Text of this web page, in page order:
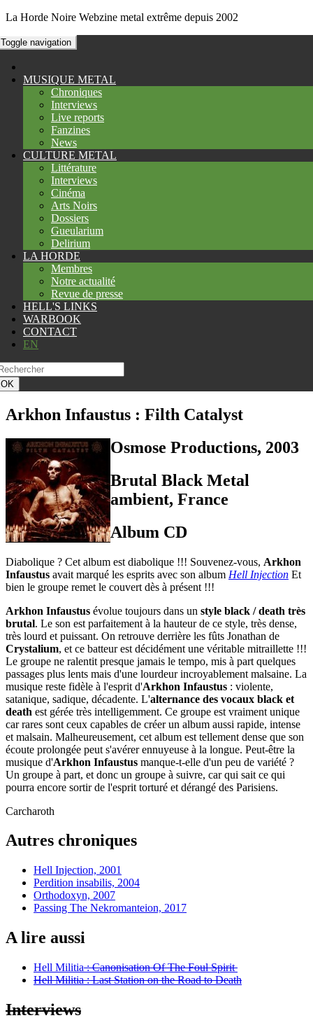
La Horde Noire Webzine metal extrême depuis 2002
Toggle navigation
MUSIQUE METAL
Chroniques
Interviews
Live reports
Fanzines
News
CULTURE METAL
Littérature
Interviews
Cinéma
Arts Noirs
Dossiers
Gueularium
Delirium
LA HORDE
Membres
Notre actualité
Revue de presse
HELL'S LINKS
WARBOOK
CONTACT
EN
OK
Arkhon Infaustus : Filth Catalyst
Osmose Productions, 2003
Brutal Black Metal
ambient, France
Album CD
Diabolique ? Cet album est diabolique !!! Souvenez-vous, Arkhon
Infaustus avait marqué les esprits avec son album Hell Injection Et
bien le groupe remet le couvert dès à présent !!!
Arkhon Infaustus évolue toujours dans un style black / death très
brutal. Le son est parfaitement à la hauteur de ce style, très dense,
très lourd et puissant. On retrouve derrière les fûts Jonathan de
Crystalium, et ce batteur est décidément une véritable mitraillette !!!
Le groupe ne ralentit presque jamais le tempo, mis à part quelques
passages plus lents mais d'une lourdeur incroyablement malsaine. La
musique reste fidèle à l'esprit d'Arkhon Infaustus : violente,
satanique, sadique, décadente. L'alternance des vocaux black et
death est gérée très intelligemment. Ce groupe est vraiment unique
car rares sont ceux capables de créer un album aussi rapide, intense
et malsain. Malheureusement, cet album est tellement dense que son
écoute prolongée peut s'avérer ennuyeuse à la longue. Peut-être la
musique d'Arkhon Infaustus manque-t-elle d'un peu de variété ?
Un groupe à part, et donc un groupe à suivre, car qui sait ce qui
pourra encore sortir de l'esprit torturé et dérangé des Parisiens.
Carcharoth
Autres chroniques
Hell Injection, 2001
Perdition insabilis, 2004
Orthodoxyn, 2007
Passing The Nekromanteion, 2017
A lire aussi
Hell Militia: Canonisation Of The Foul Spirit
Hell Militia: Last Station on the Road to Death
Interviews